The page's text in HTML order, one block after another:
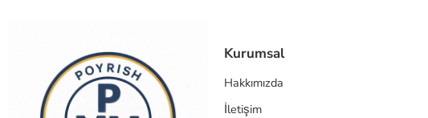
Kurumsal
Hakkımızda
İletişim